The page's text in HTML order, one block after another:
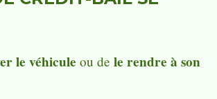
le véhicule ou de le rendre à son